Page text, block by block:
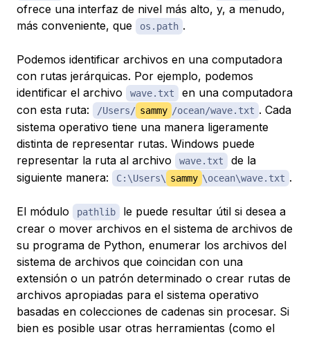
ofrece una interfaz de nivel más alto, y, a menudo,
más conveniente, que
os.path .
Podemos identificar archivos en una computadora
con rutas jerárquicas. Por ejemplo, podemos
identificar el archivo
wave.txt
en una computadora
con esta ruta:
/Users/ sammy /ocean/wave.txt . Cada
sistema operativo tiene una manera ligeramente
distinta de representar rutas. Windows puede
representar la ruta al archivo
wave.txt
de la
siguiente manera:
C:\Users\ sammy \ocean\wave.txt .
El módulo pathlib
le puede resultar útil si desea a
crear o mover archivos en el sistema de archivos de
su programa de Python, enumerar los archivos del
sistema de archivos que coincidan con una
extensión o un patrón determinado o crear rutas de
archivos apropiadas para el sistema operativo
basadas en colecciones de cadenas sin procesar. Si
bien es posible usar otras herramientas (como el